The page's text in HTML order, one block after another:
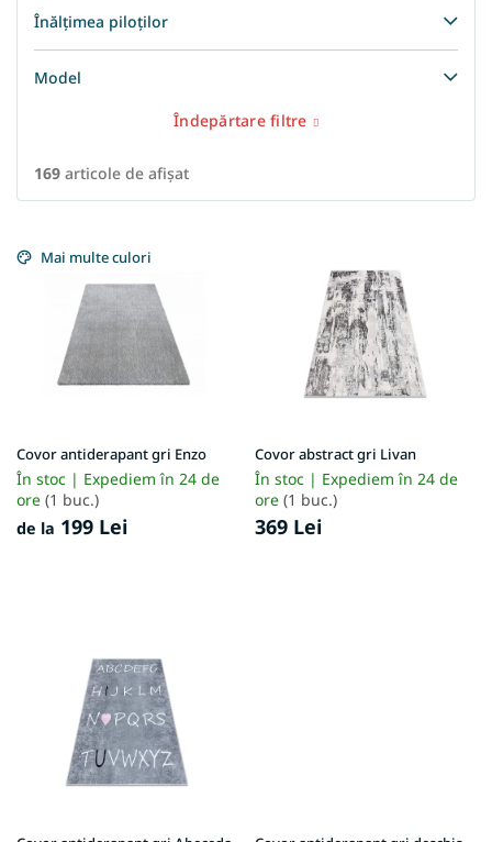
Înălțimea piloților
Model
Îndepărtare filtre
169 articole de afişat
i
u
s
e
Mai multe culori
Covor antiderapant gri Enzo
În stoc | Expediem în 24 de
ore (1 buc.)
de la 199 Lei
Covor abstract gri Livan
În stoc | Expediem în 24 de
ore (1 buc.)
369 Lei